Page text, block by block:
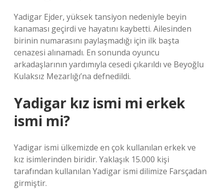
Yadigar Ejder, yüksek tansiyon nedeniyle beyin
kanaması geçirdi ve hayatını kaybetti. Ailesinden
birinin numarasını paylaşmadığı için ilk başta
cenazesi alınamadı. En sonunda oyuncu
arkadaşlarının yardımıyla cesedi çıkarıldı ve Beyoğlu
Kulaksız Mezarlığı’na defnedildi.
Yadigar kız ismi mi erkek
ismi mi?
Yadigar ismi ülkemizde en çok kullanılan erkek ve
kız isimlerinden biridir. Yaklaşık 15.000 kişi
tarafından kullanılan Yadigar ismi dilimize Farsçadan
girmiştir.